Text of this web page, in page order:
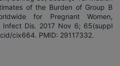
of the Burden of Group B
for Pregnant Women,
Infect Dis. 2017 Nov 6; 65(suppl
cix664. PMID: 29117332.